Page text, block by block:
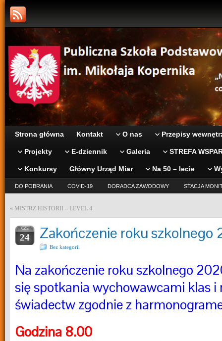
Strona główna Kontakt O nas Przepisy
Projekty E-dziennik Galeria STREFA
Konkursy Główny Urząd Miar Na 50 – lecie
DO POBRANIA COVID-19 DORADCA ZAWODOWY STACJA
« MISTRZ HISTORII – LEVEL 4
CZE
24 Zakończenie roku
Bez kategorii
Na zakończenie roku szkolnego
się spotkania wychowawcami klas i
świadectw zgodnie z
Godzina 8.00